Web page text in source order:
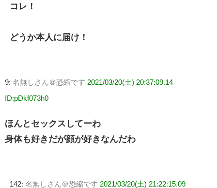
コレ！
どうか本人に届け！
9: 名無しさん＠恐縮です 2021/03/20(土) 20:37:09.14
ID:pDkf073h0
ほんとセックスしてーわ
身体も好きだが顔が好きなんだわ
142: 名無しさん＠恐縮です 2021/03/20(土) 21:22:15.09